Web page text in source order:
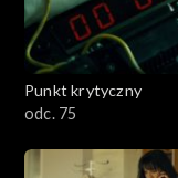
Punkt krytyczny
odc. 75